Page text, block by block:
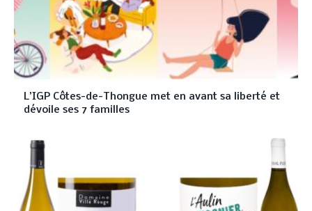
L’IGP Côtes-de-Thongue met en avant sa liberté et
dévoile ses 7 familles